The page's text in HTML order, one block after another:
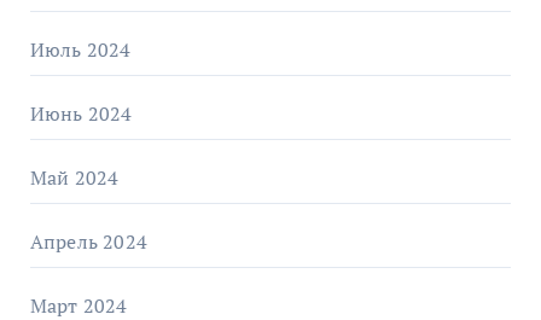
Июль 2024
Июнь 2024
Май 2024
Апрель 2024
Март 2024